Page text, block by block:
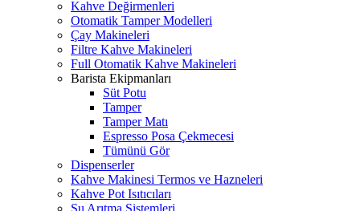
Kahve Değirmenleri
Otomatik Tamper Modelleri
Çay Makineleri
Filtre Kahve Makineleri
Full Otomatik Kahve Makineleri
Barista Ekipmanları
Süt Potu
Tamper
Tamper Matı
Espresso Posa Çekmecesi
Tümünü Gör
Dispenserler
Kahve Makinesi Termos ve Hazneleri
Kahve Pot Isıtıcıları
Su Arıtma Sistemleri